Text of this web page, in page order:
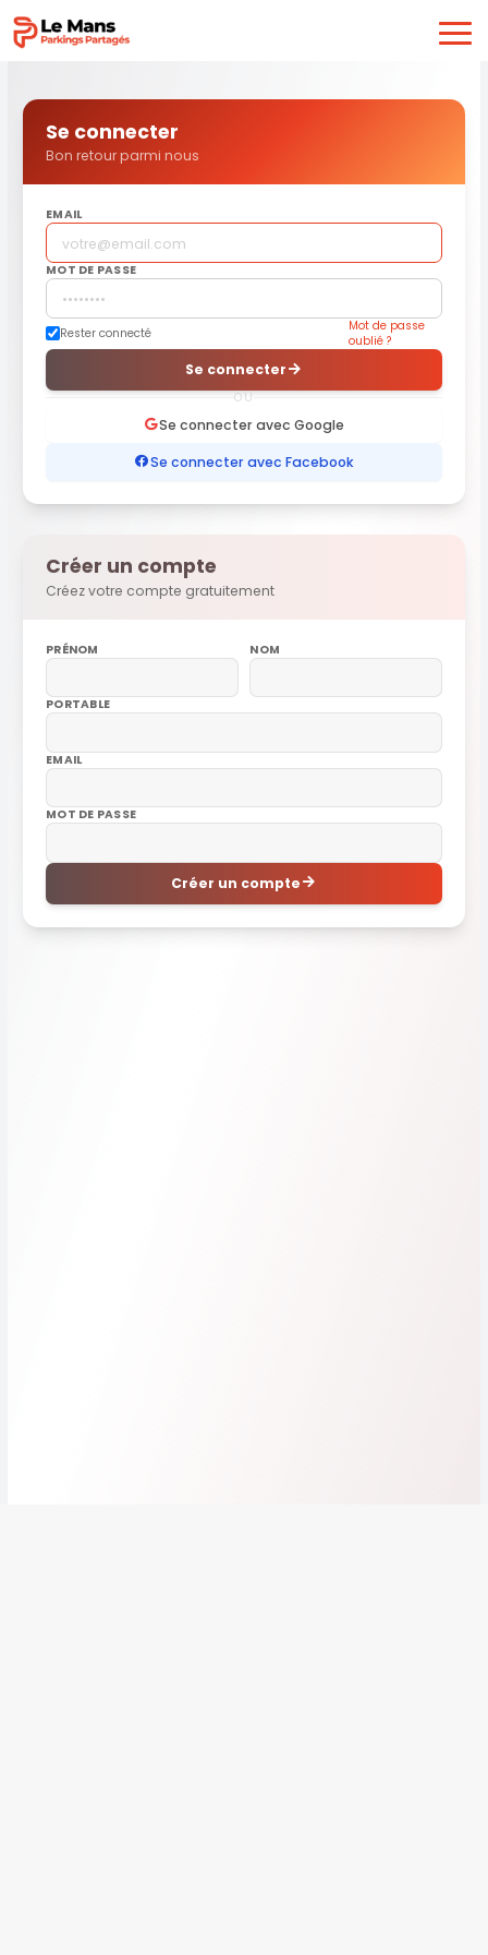
Se connecter
Bon retour parmi nous
EMAIL
MOT DE PASSE
Rester connecté
Mot de passe
oublié ?
Se connecter
OU
Se connecter avec Google
Se connecter avec Facebook
Créer un compte
Créez votre compte gratuitement
PRÉNOM NOM
PORTABLE
EMAIL
MOT DE PASSE
Créer un compte